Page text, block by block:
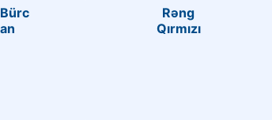
Rəng
Qırmızı